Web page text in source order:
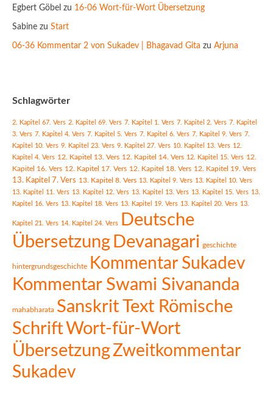
Egbert Göbel zu 16-06 Wort-für-Wort Übersetzung
Sabine zu Start
06-36 Kommentar 2 von Sukadev | Bhagavad Gita zu Arjuna
Schlagwörter
2. Kapitel 67. Vers 2. Kapitel 69. Vers 7. Kapitel 1. Vers 7. Kapitel 2. Vers 7. Kapitel
3. Vers 7. Kapitel 4. Vers 7. Kapitel 5. Vers 7. Kapitel 6. Vers 7. Kapitel 9. Vers 7.
Kapitel 10. Vers 9. Kapitel 23. Vers 9. Kapitel 27. Vers 10. Kapitel 13. Vers 12.
Kapitel 4. Vers 12. Kapitel 13. Vers 12. Kapitel 14. Vers 12. Kapitel 15. Vers 12.
Kapitel 16. Vers 12. Kapitel 17. Vers 12. Kapitel 18. Vers 12. Kapitel 19. Vers
13. Kapitel 7. Vers 13. Kapitel 8. Vers 13. Kapitel 9. Vers 13. Kapitel 10. Vers
13. Kapitel 11. Vers 13. Kapitel 12. Vers 13. Kapitel 13. Vers 13. Kapitel 15. Vers 13.
Kapitel 16. Vers 13. Kapitel 18. Vers 13. Kapitel 19. Vers 13. Kapitel 20. Vers 13.
Kapitel 21. Vers 14. Kapitel 24. Vers
Deutsche
Übersetzung Devanagari geschichte
hintergrundsgeschichte
Kommentar Sukadev
Kommentar Swami Sivananda
mahabharata Sanskrit Text Römische
SchriftWort-für-Wort
ÜbersetzungZweitkommentar
Sukadev